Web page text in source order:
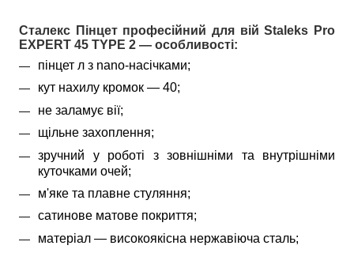
Сталекс Пінцет професійний для вій Staleks Pro
EXPERT 45 TYPE 2 — особливості:
пінцет л з nano-насічками;
кут нахилу кромок — 40;
не заламує вії;
щільне захоплення;
зручний у роботі з зовнішніми та внутрішніми
куточками очей;
м'яке та плавне стуляння;
сатинове матове покриття;
матеріал — високоякісна нержавіюча сталь;